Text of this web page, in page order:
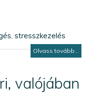
,stresszkezelés
Olvass tovább...
valójában